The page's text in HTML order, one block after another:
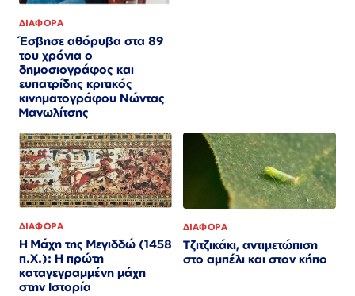
ΔΙΑΦΟΡΑ
Έσβησε αθόρυβα στα 89
του χρόνια ο
δημοσιογράφος και
ευπατρίδης κριτικός
κινηματογράφου Νώντας
Μανωλίτσης
ΔΙΑΦΟΡΑ
Η Μάχη της Μεγιδδώ (1458
π.Χ.): Η πρώτη
καταγεγραμμένη μάχη
στην Ιστορία
ΔΙΑΦΟΡΑ
Τζιτζικάκι, αντιμετώπιση
στο αμπέλι και στον κήπο